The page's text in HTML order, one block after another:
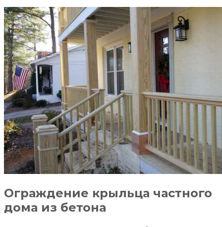
Ограждение крыльца частного
дома из бетона